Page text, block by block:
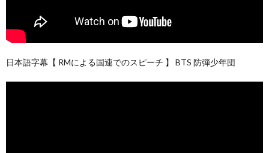
日本語字幕【 RMによる国連でのスピーチ 】 BTS 防弾少年団